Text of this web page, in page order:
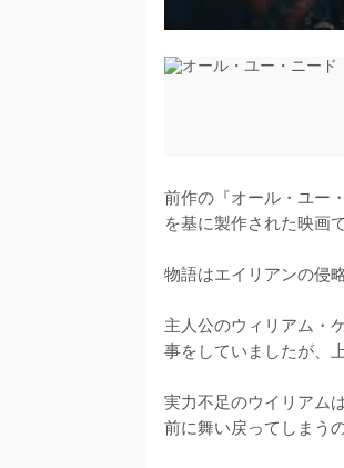
前作の『オール・ユー
を基に製作された映画で
物語はエイリアンの侵
主人公のウィリアム・
事をしていましたが、
実力不足のウイリアム
前に舞い戻ってしまうの